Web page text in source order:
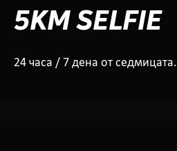
5KM SELFIE
24 часа / 7 дена от седмицата.